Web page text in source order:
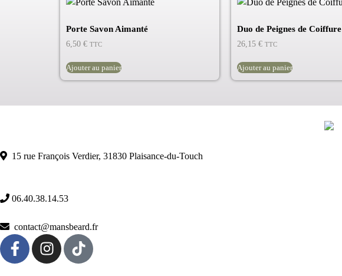
Porte Savon Aimanté
6,50 € TTC
Ajouter au panier
Duo de Peignes de Coiffure
26,15 € TTC
Ajouter au panier
15 rue François Verdier, 31830 Plaisance-du-Touch
06.40.38.14.53
contact@mansbeard.fr